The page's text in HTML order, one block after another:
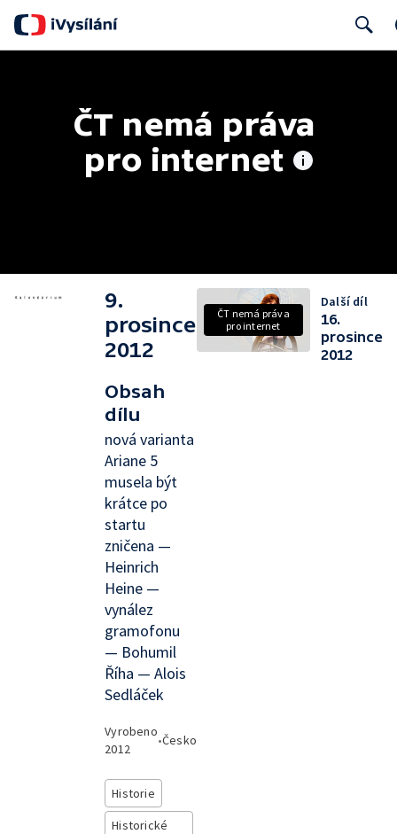
ČT nemá práva
pro internet
9.
prosince
2012
Obsah
dílu
nová varianta
Ariane 5
musela být
krátce po
startu
zničena —
Heinrich
Heine —
vynález
gramofonu
— Bohumil
Říha — Alois
Sedláček
Vyrobeno
2012
•Česko
Historie
Historické
ČT nemá práva
pro internet
Další díl
16.
prosince
2012